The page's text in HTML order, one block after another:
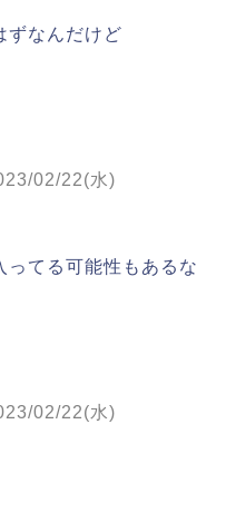
ずなんだけど
02/22(水)
ってる可能性もあるな
02/22(水)